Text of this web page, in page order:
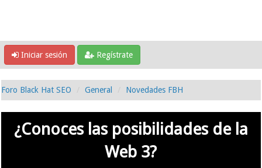
Iniciar sesión Regístrate
Foro Black Hat SEO General Novedades FBH
¿Conoces las posibilidades de la
Web 3?